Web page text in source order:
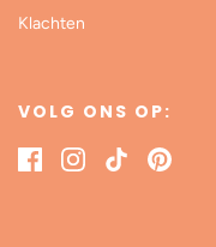
Klachten
VOLG ONS OP: